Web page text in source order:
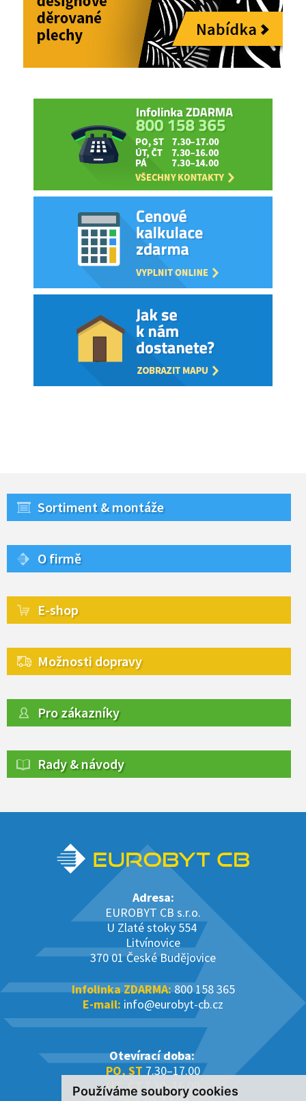
Používáme soubory cookies
Sortiment & montáže
O firmě
E-shop
Možnosti dopravy
Pro zákazníky
Rady & návody
Adresa:
EUROBYT CB s.r.o.
U Zlaté stoky 554
Litvínovice
370 01 České Budějovice
Infolinka ZDARMA:800 158 365
E-mail: info@eurobyt-cb.cz
Otevírací doba:
PO, ST 7.30–17.00
ÚT, ČT7.30–16.00